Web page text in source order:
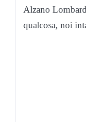
Alzano
qualcosa, noi